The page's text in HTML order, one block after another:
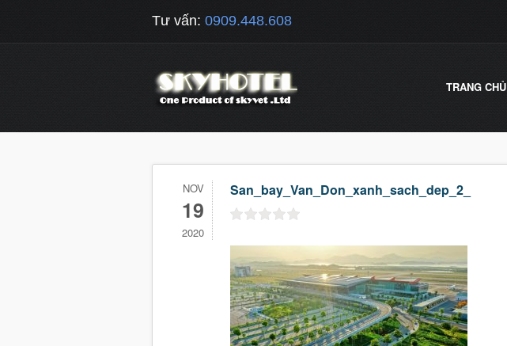
Tư vấn: 0909.448.608
TRANG CHỦ
NOV
19
2020
San_bay_Van_Don_xanh_sach_dep_2_